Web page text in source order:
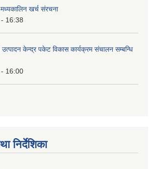
खर्च संरचना
16:38
उत्पादन केन्द्र पकेट विकास कार्यक्रम संचालन सम्बन्धि
16:00
निर्देशिका